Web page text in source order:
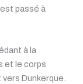
passé à
à la
et le corps
Dunkerque.